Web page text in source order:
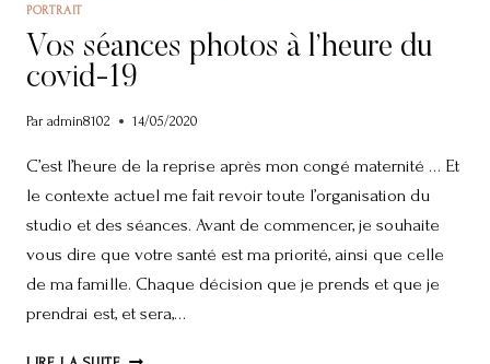
PORTRAIT
Vos séances photos à l’heure du
covid-19
Par admin8102 14/05/2020
C’est l’heure de la reprise après mon congé maternité … Et
le contexte actuel me fait revoir toute l’organisation du
studio et des séances. Avant de commencer, je souhaite
vous dire que votre santé est ma priorité, ainsi que celle
de ma famille. Chaque décision que je prends et que je
prendrai est, et sera,…
VOS